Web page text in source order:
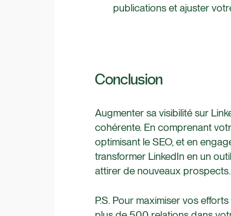
publications et ajuster
Conclusion
Augmenter sa visibilité sur
cohérente. En comprenant
optimisant le SEO, et en
transformer LinkedIn en un
attirer de nouveaux prospects.
P.S. Pour maximiser vos